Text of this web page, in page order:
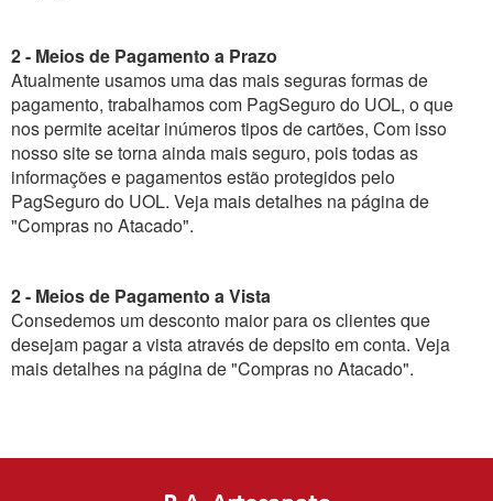
2 - Meios de Pagamento a Prazo
Atualmente usamos uma das mais seguras formas de
pagamento, trabalhamos com PagSeguro do UOL, o que
nos permite aceitar inúmeros tipos de cartões, Com isso
nosso site se torna ainda mais seguro, pois todas as
informações e pagamentos estão protegidos pelo
PagSeguro do UOL. Veja mais detalhes na página de
"Compras no Atacado".
2 - Meios de Pagamento a Vista
Consedemos um desconto maior para os clientes que
desejam pagar a vista através de depsito em conta. Veja
mais detalhes na página de "Compras no Atacado".